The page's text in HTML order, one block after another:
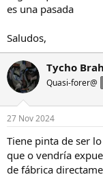
es una pasada
Saludos,
Tycho
Quasi-forer@
27 Nov 2024
Tiene pinta de ser
que o vendría
de fábrica